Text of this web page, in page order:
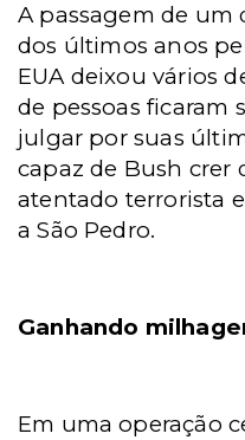
A passagem de um
dos últimos anos
EUA deixou vários
de pessoas ficaram
julgar por suas
capaz de Bush crer
atentado terrorista
a São Pedro.
Ganhando
Em uma operação